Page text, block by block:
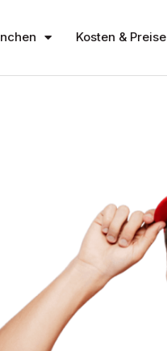
Kosten & Preise